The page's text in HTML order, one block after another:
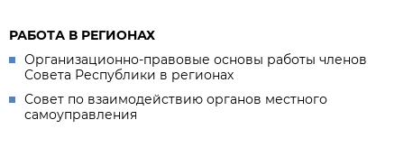
РАБОТА В РЕГИОНАХ
Организационно-правовые основы работы членов
Совета Республики в регионах
Совет по взаимодействию органов местного
самоуправления